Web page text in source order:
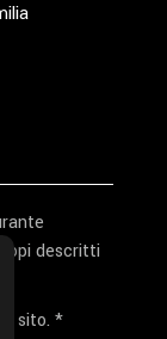
descritti
sito. *